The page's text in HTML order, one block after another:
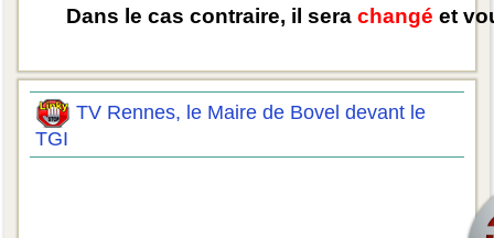
Dans le cas contraire, il serachangé et
TV Rennes, le Maire de Bovel devant le
TGI